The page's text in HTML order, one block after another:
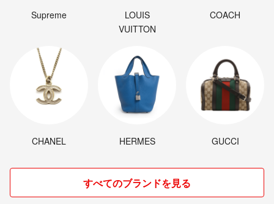
Supreme
LOUIS
VUITTON
COACH
CHANEL HERMES GUCCI
すべてのブランドを見る